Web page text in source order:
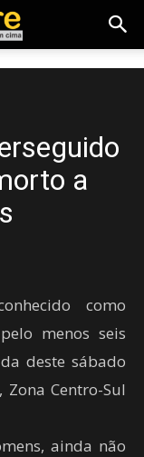
a
como
menos seis
deste sábado
Centro-Sul
ainda não